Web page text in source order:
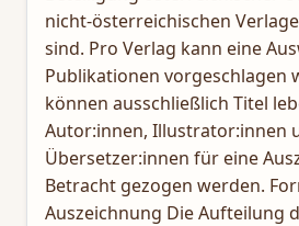
nicht-österreichischen
sind. Pro Verlag kann eine
Publikationen vorgeschlagen
können ausschließlich Titel
Autor:innen, Illustrator:innen
Übersetzer:innen für eine
Betracht gezogen werden.
Auszeichnung Die Aufteilung